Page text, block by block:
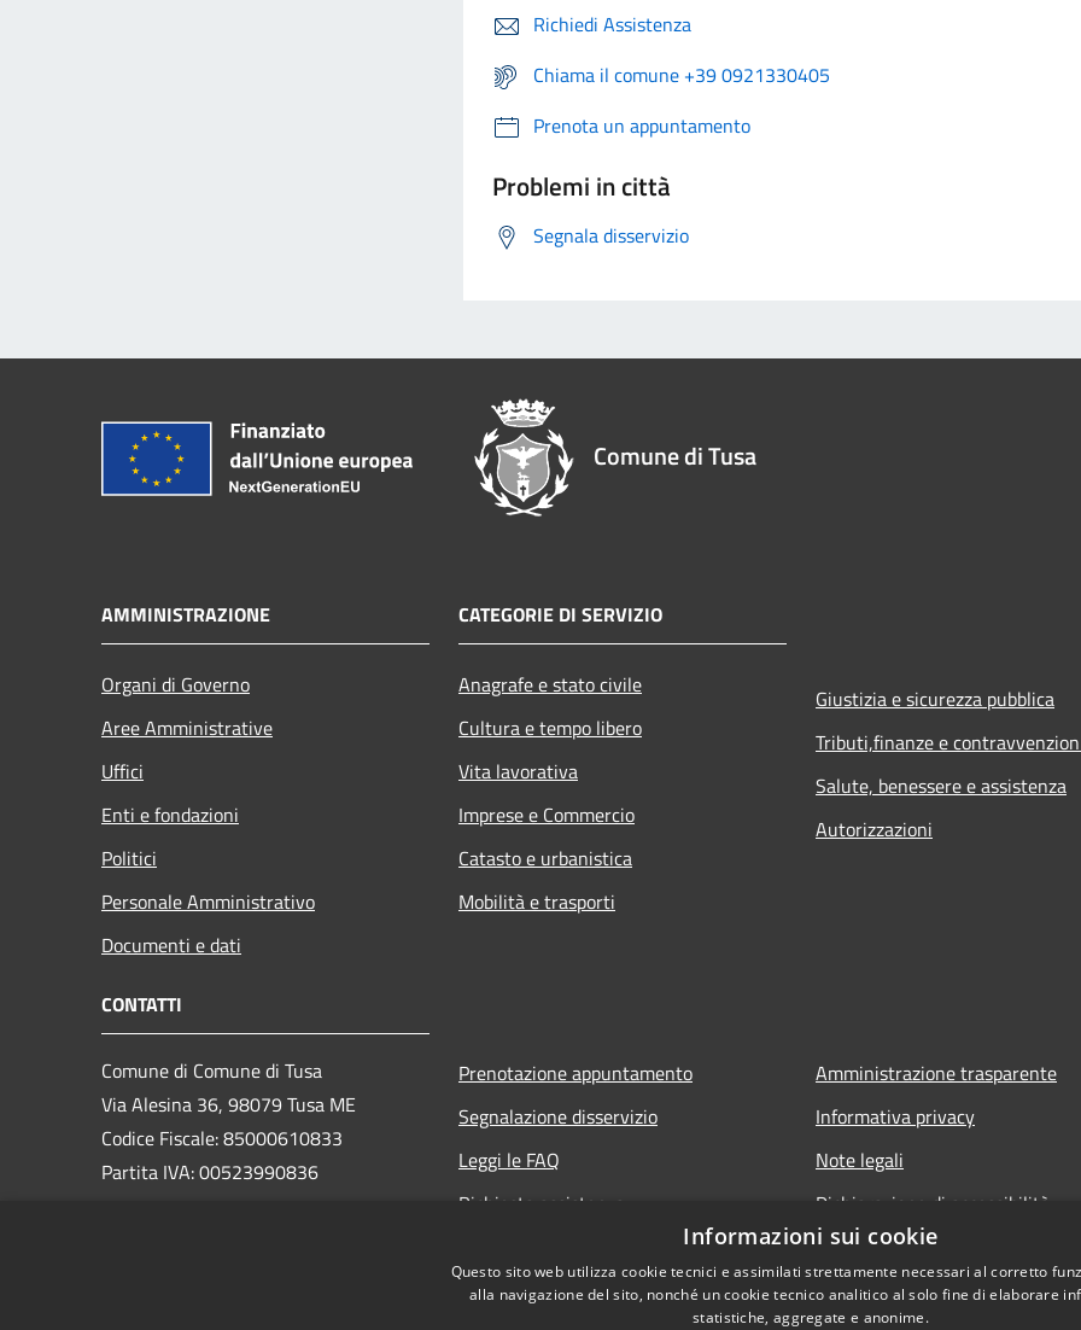
Richiedi Assistenza
Chiama il comune +39 0921330405
Prenota un appuntamento
Problemi in città
Segnala disservizio
Comune di Tusa
AMMINISTRAZIONE
Organi di Governo
Aree Amministrative
Uffici
Enti e fondazioni
Politici
Personale Amministrativo
Documenti e dati
CATEGORIE DI SERVIZIO
Anagrafe e stato civile
Cultura e tempo libero
Vita lavorativa
Imprese e Commercio
Catasto e urbanistica
Mobilità e trasporti
Giustizia e sicurezza pubblica
Tributi,finanze e
Salute, benessere e assistenza
Autorizzazioni
CONTATTI
Comune di Comune di Tusa
Via Alesina 36, 98079 Tusa ME
Codice Fiscale: 85000610833
Partita IVA: 00523990836
Prenotazione appuntamento
Segnalazione disservizio
Leggi le FAQ
Richiesta assistenza
Amministrazione trasparente
Informativa privacy
Note legali
Dichiarazione di accessibilità
Informazioni sui cookie
Questo sito web utilizza cookie tecnici e assimilati strettamente necessari al corretto
alla navigazione del sito, nonché un cookie tecnico analitico al solo fine di elaborare
statistiche, aggregate e anonime.